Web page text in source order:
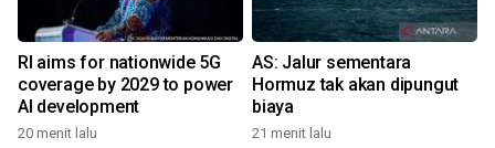
RI aims for nationwide 5G
coverage by 2029 to power
AI development
20 menit lalu
AS: Jalur sementara
Hormuz tak akan dipungut
biaya
21 menit lalu